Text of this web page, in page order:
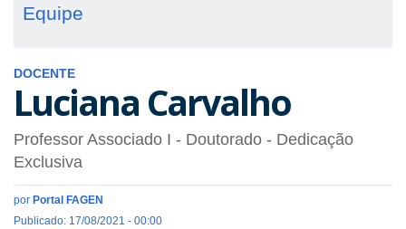
Equipe
DOCENTE
Luciana Carvalho
Professor Associado I - Doutorado - Dedicação
Exclusiva
por Portal FAGEN
Publicado: 17/08/2021 - 00:00